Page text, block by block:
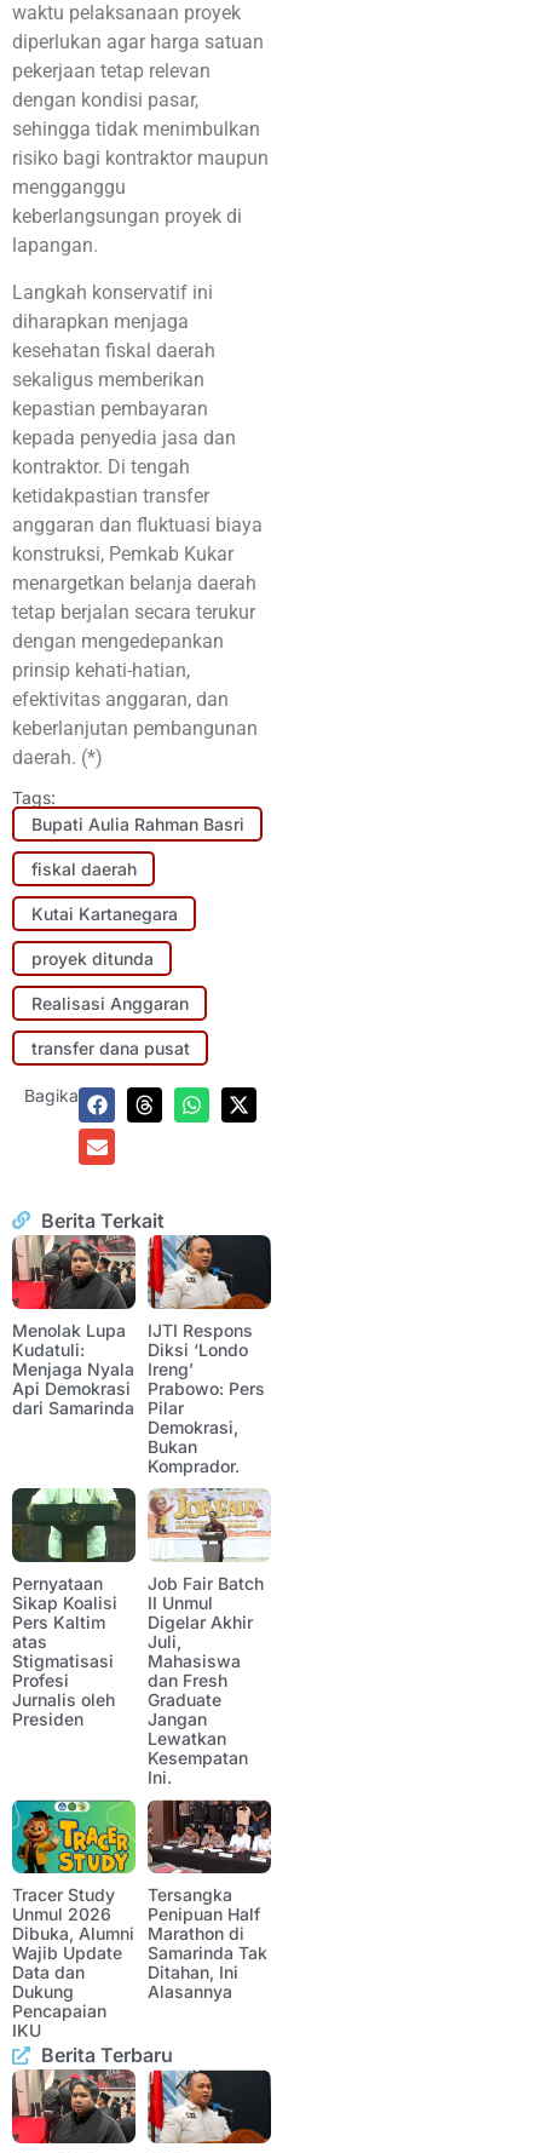
waktu pelaksanaan proyek
diperlukan agar harga satuan
pekerjaan tetap relevan
dengan kondisi pasar,
sehingga tidak menimbulkan
risiko bagi kontraktor maupun
mengganggu
keberlangsungan proyek di
lapangan.
Langkah konservatif ini
diharapkan menjaga
kesehatan fiskal daerah
sekaligus memberikan
kepastian pembayaran
kepada penyedia jasa dan
kontraktor. Di tengah
ketidakpastian transfer
anggaran dan fluktuasi biaya
konstruksi, Pemkab Kukar
menargetkan belanja daerah
tetap berjalan secara terukur
dengan mengedepankan
prinsip kehati-hatian,
efektivitas anggaran, dan
keberlanjutan pembangunan
daerah. (*)
Tags:
Bupati Aulia Rahman Basri
fiskal daerah
Kutai Kartanegara
proyek ditunda
Realisasi Anggaran
transfer dana pusat
Bagikan:
Berita Terkait
Menolak Lupa
Kudatuli:
Menjaga Nyala
Api Demokrasi
dari Samarinda
IJTI Respons
Diksi ‘Londo
Ireng’
Prabowo: Pers
Pilar
Demokrasi,
Bukan
Komprador.
Pernyataan
Sikap Koalisi
Pers Kaltim
atas
Stigmatisasi
Profesi
Jurnalis oleh
Presiden
Job Fair Batch
II Unmul
Digelar Akhir
Juli,
Mahasiswa
dan Fresh
Graduate
Jangan
Lewatkan
Kesempatan
Ini.
Tracer Study
Unmul 2026
Dibuka, Alumni
Wajib Update
Data dan
Dukung
Pencapaian
IKU
Tersangka
Penipuan Half
Marathon di
Samarinda Tak
Ditahan, Ini
Alasannya
Berita Terbaru